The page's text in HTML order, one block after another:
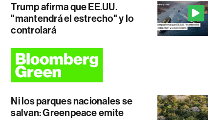
Trump afirma que EE.UU.
"mantendrá el estrecho" y lo
controlará
Ni los parques nacionales se
salvan: Greenpeace emite